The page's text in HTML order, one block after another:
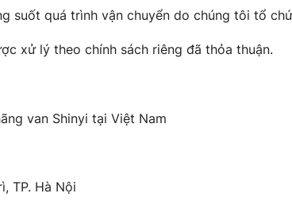
suốt quá trình vận chuyển do chúng tôi tổ
xử lý theo chính sách riêng đã thỏa thuận.
van Shinyi tại Việt Nam
TP. Hà Nội